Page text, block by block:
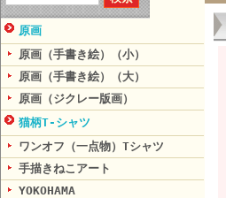
原画
原画（手書き絵）（小）
原画（手書き絵）（大）
原画（ジクレー版画）
猫柄T-シャツ
ワンオフ（一点物）Tシャツ
手描きねこアート
YOKOHAMA